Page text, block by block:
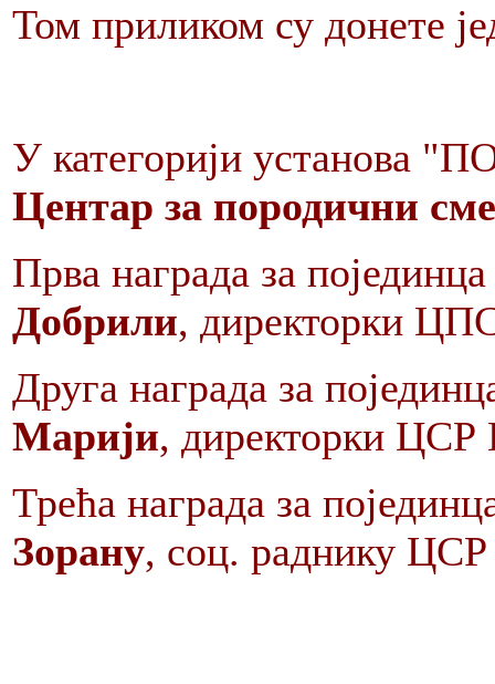
Том приликом су донете
У категорији установа
Центар за породични
Прва награда за
Добрили, директорки
Друга награда за
Марији, директорки ЦСР
Трећа награда за
Зорану, соц. раднику